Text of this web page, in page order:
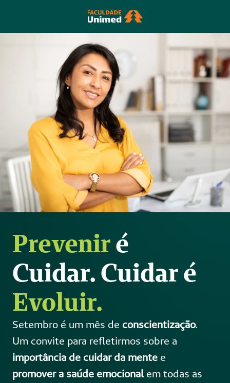
Prevenir é
Cuidar. Cuidar é
Evoluir.
Setembro é um mês de conscientização.
importância de cuidar da mente
promover a saúde emocional em todas as